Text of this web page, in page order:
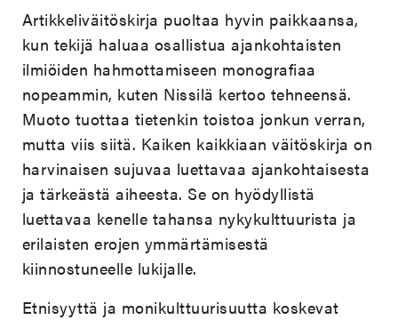
Artikkeliväitöskirja puoltaa hyvin paikkaansa,
kun tekijä haluaa osallistua ajankohtaisten
ilmiöiden hahmottamiseen monografiaa
nopeammin, kuten Nissilä kertoo tehneensä.
Muoto tuottaa tietenkin toistoa jonkun verran,
mutta viis siitä. Kaiken kaikkiaan väitöskirja on
harvinaisen sujuvaa luettavaa ajankohtaisesta
ja tärkeästä aiheesta. Se on hyödyllistä
luettavaa kenelle tahansa nykykulttuurista ja
erilaisten erojen ymmärtämisestä
kiinnostuneelle lukijalle.
Etnisyyttä ja monikulttuurisuutta koskevat